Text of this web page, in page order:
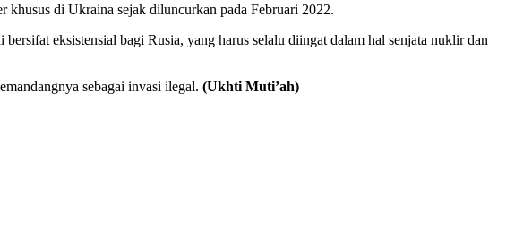
khusus di Ukraina sejak diluncurkan pada Februari 2022.
eksistensial bagi Rusia, yang harus selalu diingat dalam hal senjata nuklir dan
sebagai invasi ilegal. (Ukhti Muti’ah)